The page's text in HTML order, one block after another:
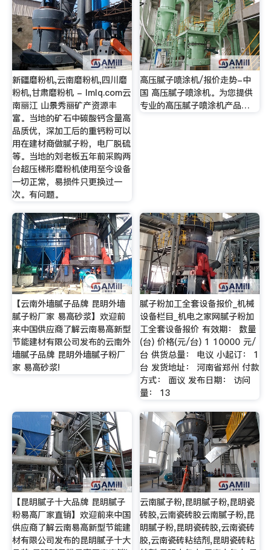
新疆磨粉机,云南磨粉机,四川磨
粉机,甘肃磨粉机 - lmlq.com云
南丽江 山景秀丽矿产资源丰
富。当地的矿石中碳酸钙含量高
品质优，深加工后的重钙粉可以
用在建材商做腻子粉，电厂脱硫
等。当地的刘老板五年前采购两
台超压梯形磨粉机使用至今设备
一切正常，易损件只更换过一
次。有问题。
高压腻子喷涂机/报价走势-中
国 高压腻子喷涂机。为您提供
专业的高压腻子喷涂机产品…
【云南外墙腻子品牌 昆明外墙
腻子粉厂家 易高砂浆】欢迎前
来中国供应商了解云南易高新型
节能建材有限公司发布的云南外
墙腻子品牌 昆明外墙腻子粉厂
家 易高砂浆!
腻子粉加工全套设备报价_机械
设备栏目_机电之家网腻子粉加
工全套设备报价 有效期： 数量
(台) 价格(元/台) 1 10000 元/
台 供货总量： 电议 小起订： 1
台 发货地址： 河南省郑州 付款
方式： 面议 发布日期： 访问
量： 13
【昆明腻子十大品牌 昆明腻子
粉易高厂家直销】欢迎前来中国
供应商了解云南易高新型节能建
材有限公司发布的昆明腻子十大
云南腻子粉,昆明腻子粉,昆明瓷
砖胶,云南瓷砖胶云南腻子粉,昆
明腻子粉,昆明瓷砖胶,云南瓷砖
胶,云南瓷砖粘结剂,昆明瓷砖粘